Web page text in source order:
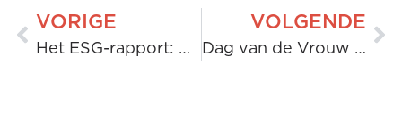
VORIGE
Het ESG-rapport: onze vooruitgang, onze impact
VOLGENDE
Dag van de Vrouw in de Techniek: Impact creëren door middel van technische intelligentie.